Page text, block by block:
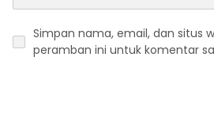
Simpan nama, email, dan situs
peramban ini untuk komentar